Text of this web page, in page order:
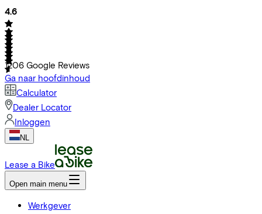
4.6
1206 Google Reviews
Ga naar hoofdinhoud
Calculator
Dealer Locator
Inloggen
NL
Lease a Bike
Open main menu
Werkgever